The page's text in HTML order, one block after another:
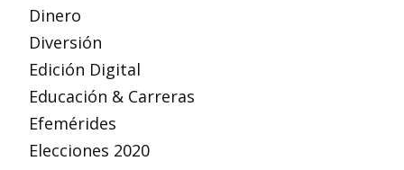
Dinero
Diversión
Edición Digital
Educación & Carreras
Efemérides
Elecciones 2020